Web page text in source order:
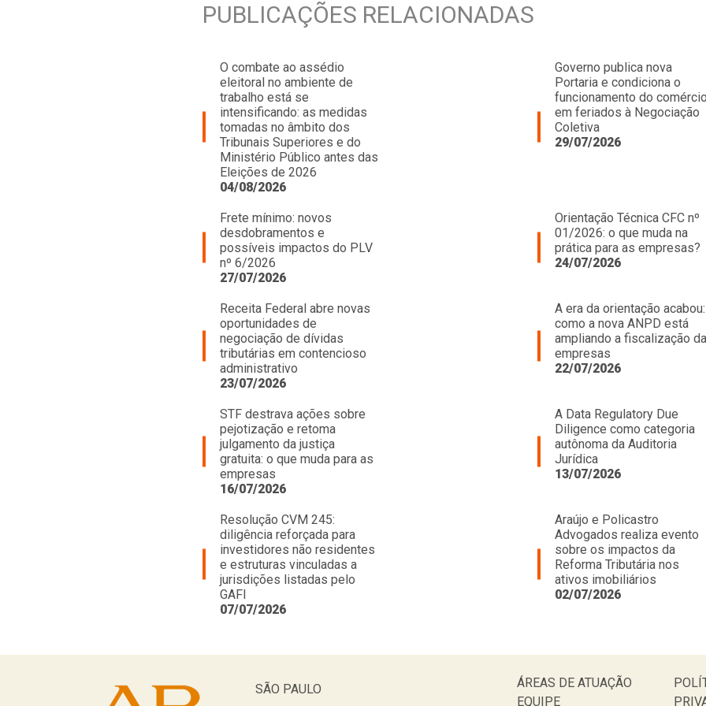
PUBLICAÇÕES RELACIONADAS
O combate ao assédio
eleitoral no ambiente de
trabalho está se
intensificando: as medidas
tomadas no âmbito dos
Tribunais Superiores e do
Ministério Público antes das
Eleições de 2026
04/08/2026
Governo publica nova
Portaria e condiciona o
funcionamento do
em feriados à Negociação
Coletiva
29/07/2026
Frete mínimo: novos
desdobramentos e
possíveis impactos do PLV
nº 6/2026
27/07/2026
Orientação Técnica CFC nº
01/2026: o que muda na
prática para as empresas?
24/07/2026
Receita Federal abre novas
oportunidades de
negociação de dívidas
tributárias em contencioso
administrativo
23/07/2026
A era da orientação acabou:
como a nova ANPD está
ampliando a fiscalização
empresas
22/07/2026
STF destrava ações sobre
pejotização e retoma
julgamento da justiça
gratuita: o que muda para as
empresas
16/07/2026
A Data Regulatory Due
Diligence como categoria
autônoma da Auditoria
Jurídica
13/07/2026
Resolução CVM 245:
diligência reforçada para
investidores não residentes
e estruturas vinculadas a
jurisdições listadas pelo
GAFI
07/07/2026
Araújo e Policastro
Advogados realiza evento
sobre os impactos da
Reforma Tributária nos
ativos imobiliários
02/07/2026
SÃO PAULO
ÁREAS DE ATUAÇÃO
EQUIPE